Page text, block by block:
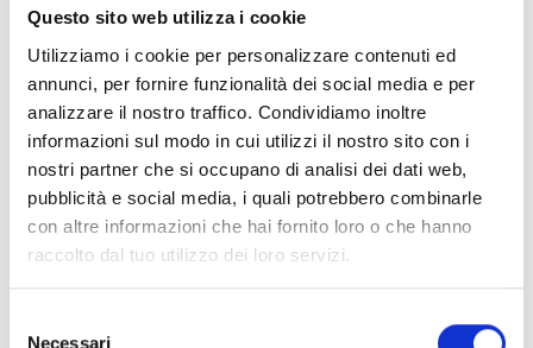
Questo sito web utilizza i cookie
Utilizziamo i cookie per personalizzare contenuti ed
annunci, per fornire funzionalità dei social media e per
analizzare il nostro traffico. Condividiamo inoltre
informazioni sul modo in cui utilizzi il nostro sito con i
nostri partner che si occupano di analisi dei dati web,
pubblicità e social media, i quali potrebbero combinarle
con altre informazioni che hai fornito loro o che hanno
raccolto dal tuo utilizzo dei loro servizi.
Necessari